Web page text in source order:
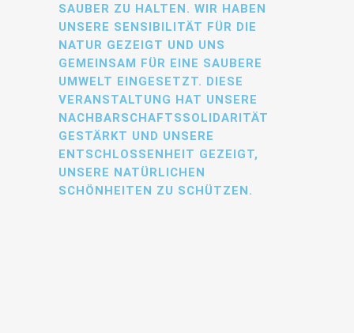
SAUBER ZU HALTEN. WIR HABEN
UNSERE SENSIBILITÄT FÜR DIE
NATUR GEZEIGT UND UNS
GEMEINSAM FÜR EINE SAUBERE
UMWELT EINGESETZT. DIESE
VERANSTALTUNG HAT UNSERE
NACHBARSCHAFTSSOLIDARITÄT
GESTÄRKT UND UNSERE
ENTSCHLOSSENHEIT GEZEIGT,
UNSERE NATÜRLICHEN
SCHÖNHEITEN ZU SCHÜTZEN.